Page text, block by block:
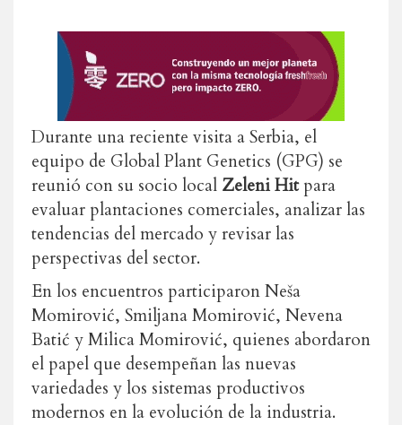
Durante una reciente visita a Serbia, el
equipo de Global Plant Genetics (GPG) se
reunió con su socio local Zeleni Hitpara
evaluar plantaciones comerciales, analizar las
tendencias del mercado y revisar las
perspectivas del sector.
En los encuentros participaron Neša
Momirović, Smiljana Momirović, Nevena
Batić y Milica Momirović, quienes abordaron
el papel que desempeñan las nuevas
variedades y los sistemas productivos
modernos en la evolución de la industria.